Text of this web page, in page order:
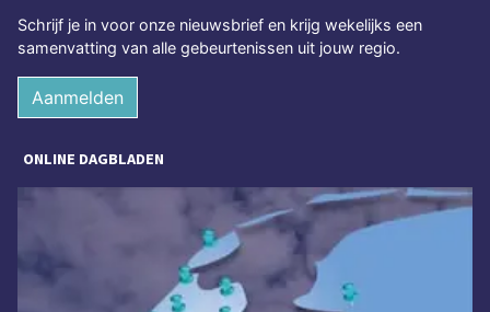
Schrijf je in voor onze nieuwsbrief en krijg wekelijks een
samenvatting van alle gebeurtenissen uit jouw regio.
Aanmelden
ONLINE DAGBLADEN